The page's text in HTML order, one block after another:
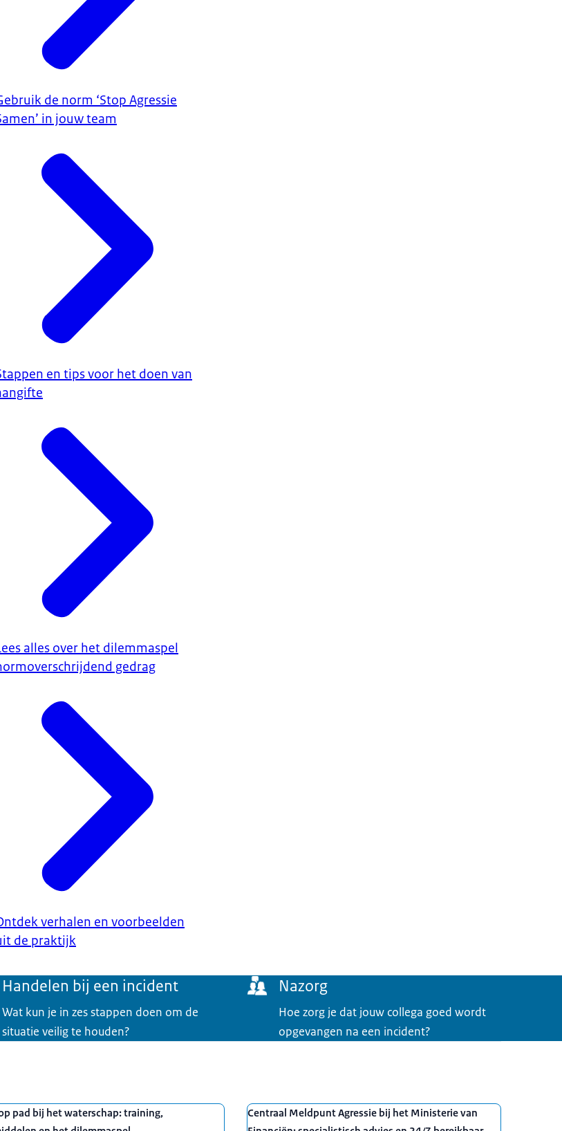
de norm ‘Stop Agressie
in jouw team
en tips voor het doen van
alles over het dilemmaspel
gedrag
verhalen en voorbeelden
de praktijk
Handelen bij een incident
Wat kun je in zes stappen doen om de
situatie veilig te houden?
Nazorg
Hoe zorg je dat jouw collega goed wordt
opgevangen na een incident?
pad bij het waterschap: training,
Centraal Meldpunt Agressie bij het Ministerie van